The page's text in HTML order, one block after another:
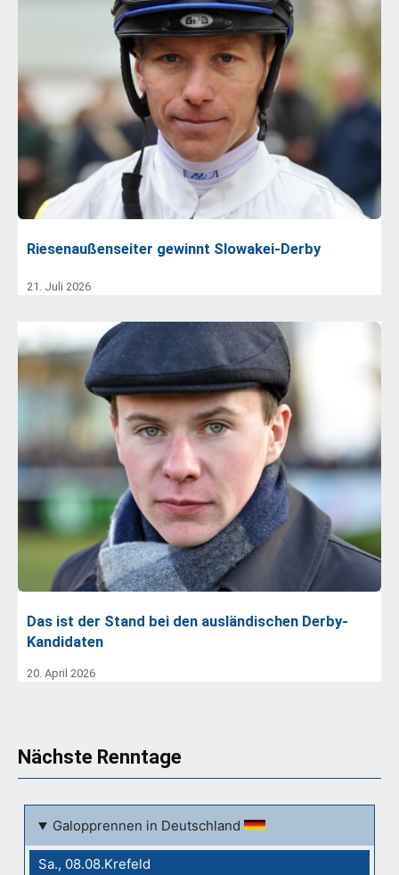
Riesenaußenseiter gewinnt Slowakei-Derby
21. Juli 2026
Das ist der Stand bei den ausländischen Derby-
Kandidaten
20. April 2026
Nächste Renntage
Galopprennen in Deutschland
Sa., 08.08.Krefeld